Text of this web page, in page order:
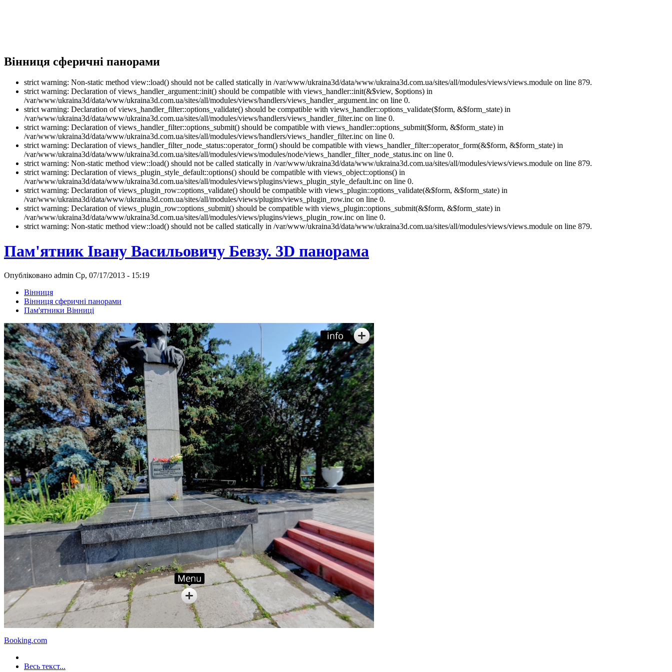
Вінниця сферичні панорами
strict warning: Non-static method view::load() should not be called statically in /var/www/ukraina3d/data/www/ukraina3d.com.ua/sites/all/modules/views/views.module on line 879.
strict warning: Declaration of views_handler_argument::init() should be compatible with views_handler::init(&$view, $options) in
/var/www/ukraina3d/data/www/ukraina3d.com.ua/sites/all/modules/views/handlers/views_handler_argument.inc on line 0.
strict warning: Declaration of views_handler_filter::options_validate() should be compatible with views_handler::options_validate($form, &$form_state) in
/var/www/ukraina3d/data/www/ukraina3d.com.ua/sites/all/modules/views/handlers/views_handler_filter.inc on line 0.
strict warning: Declaration of views_handler_filter::options_submit() should be compatible with views_handler::options_submit($form, &$form_state) in
/var/www/ukraina3d/data/www/ukraina3d.com.ua/sites/all/modules/views/handlers/views_handler_filter.inc on line 0.
strict warning: Declaration of views_handler_filter_node_status::operator_form() should be compatible with views_handler_filter::operator_form(&$form, &$form_state) in
/var/www/ukraina3d/data/www/ukraina3d.com.ua/sites/all/modules/views/modules/node/views_handler_filter_node_status.inc on line 0.
strict warning: Non-static method view::load() should not be called statically in /var/www/ukraina3d/data/www/ukraina3d.com.ua/sites/all/modules/views/views.module on line 879.
strict warning: Declaration of views_plugin_style_default::options() should be compatible with views_object::options() in
/var/www/ukraina3d/data/www/ukraina3d.com.ua/sites/all/modules/views/plugins/views_plugin_style_default.inc on line 0.
strict warning: Declaration of views_plugin_row::options_validate() should be compatible with views_plugin::options_validate(&$form, &$form_state) in
/var/www/ukraina3d/data/www/ukraina3d.com.ua/sites/all/modules/views/plugins/views_plugin_row.inc on line 0.
strict warning: Declaration of views_plugin_row::options_submit() should be compatible with views_plugin::options_submit(&$form, &$form_state) in
/var/www/ukraina3d/data/www/ukraina3d.com.ua/sites/all/modules/views/plugins/views_plugin_row.inc on line 0.
strict warning: Non-static method view::load() should not be called statically in /var/www/ukraina3d/data/www/ukraina3d.com.ua/sites/all/modules/views/views.module on line 879.
Пам'ятник Івану Васильовичу Бевзу. 3D панорама
Опубліковано admin Ср, 07/17/2013 - 15:19
Вінниця
Вінниця сферичні панорами
Пам'ятники Вінниці
Booking.com
Весь текст...